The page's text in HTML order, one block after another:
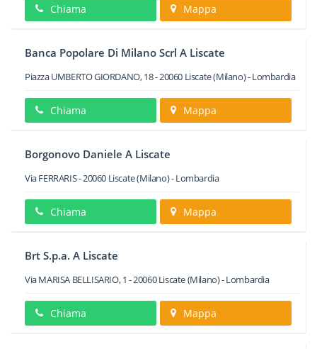
Chiama Mappa
Banca Popolare Di Milano Scrl A Liscate
Piazza UMBERTO GIORDANO, 18-20060 Liscate(Milano) -Lombardia
Chiama Mappa
Borgonovo Daniele A Liscate
Via FERRARIS-20060 Liscate(Milano) -Lombardia
Chiama Mappa
Brt S.p.a. A Liscate
Via MARISA BELLISARIO, 1 -20060 Liscate(Milano) -Lombardia
Chiama Mappa